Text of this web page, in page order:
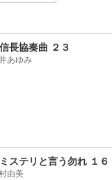
信長協奏曲 ２３
あゆみ
ミステリと言う勿れ １６
由美